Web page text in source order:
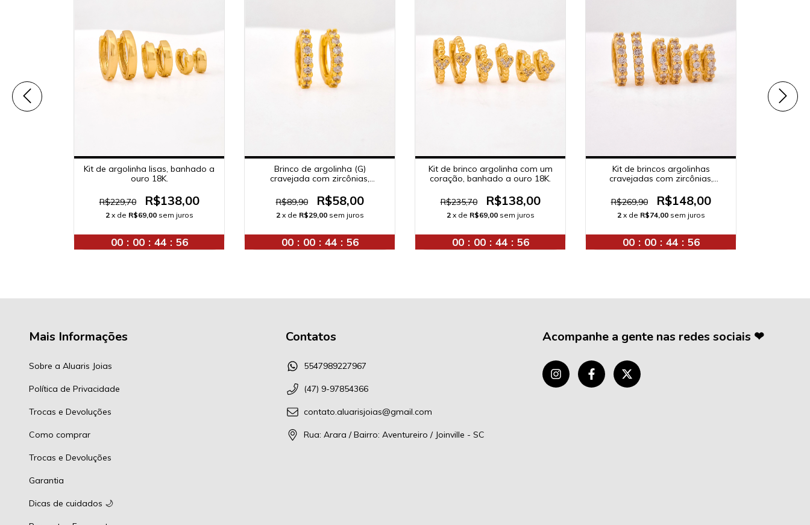
Kit de argolinha lisas, banhado a
ouro 18K.
R$229,70 R$138,00
2 x de R$69,00 sem juros
00 : 00 : 44 : 55
Brinco de argolinha (G)
cravejada com zircônias,
R$89,90
R$58,00
2 x de R$29,00 sem juros
00 : 00 : 44 : 55
Kit de brinco argolinha com um
coração, banhado a ouro 18K.
R$235,70 R$138,00
2 x de R$69,00 sem juros
00 : 00 : 44 : 55
Kit de brincos argolinhas
cravejadas com zircônias,
R$269,90
R$148,00
2 x de R$74,00 sem juros
00 : 00 : 44 : 55
Mais Informações
Sobre a Aluaris Joias
Política de Privacidade
Trocas e Devoluções
Como comprar
Trocas e Devoluções
Garantia
Dicas de cuidados 🌙
Contatos
5547989227967
(47) 9-97854366
contato.aluarisjoias@gmail.com
Rua: Arara / Bairro: Aventureiro / Joinville - SC
Acompanhe a gente nas redes sociais ❤